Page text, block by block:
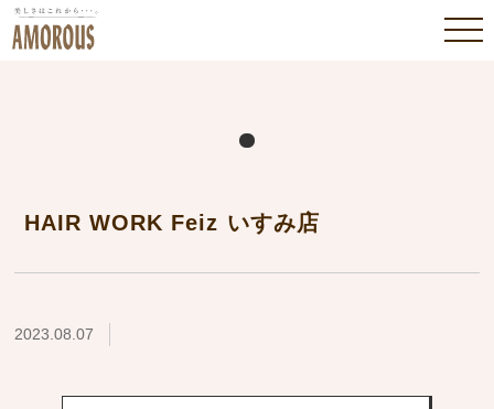
HAIR WORK Feiz いすみ店
2023.08.07